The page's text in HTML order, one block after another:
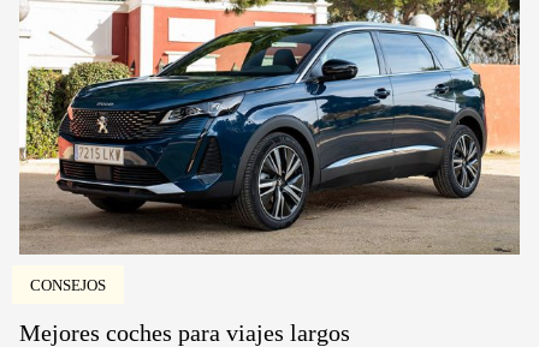
CONSEJOS
Mejores coches para viajes largos